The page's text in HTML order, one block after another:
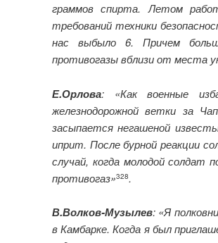
граммов спирта. Летом
требований техники
нас выбыло 6. Причем
противогазы вблизи от места
Е.Орлова: «Как военные
железнодорожной ветки за
засыпается негашеной
иприт. После бурной реакции
случай, когда молодой солдат
противогаз»328.
В.Волков-Музылев: «Я
в Камбарке. Когда я был